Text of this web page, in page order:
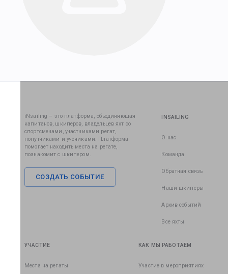
iNsailing – это платформа, объединяющая
капитанов, шкиперов, владельцев яхт со
спортсменами, участниками регат,
попутчиками и учениками. Платформа
помогает находить места на регате,
познакомит с шкипером.
СОЗДАТЬ СОБЫТИЕ
INSAILING
О нас
Команда
Обратная связь
Наши шкиперы
Архив событий
Все яхты
УЧАСТИЕ
Места на регаты
КАК МЫ РАБОТАЕМ
Участие в мероприятиях